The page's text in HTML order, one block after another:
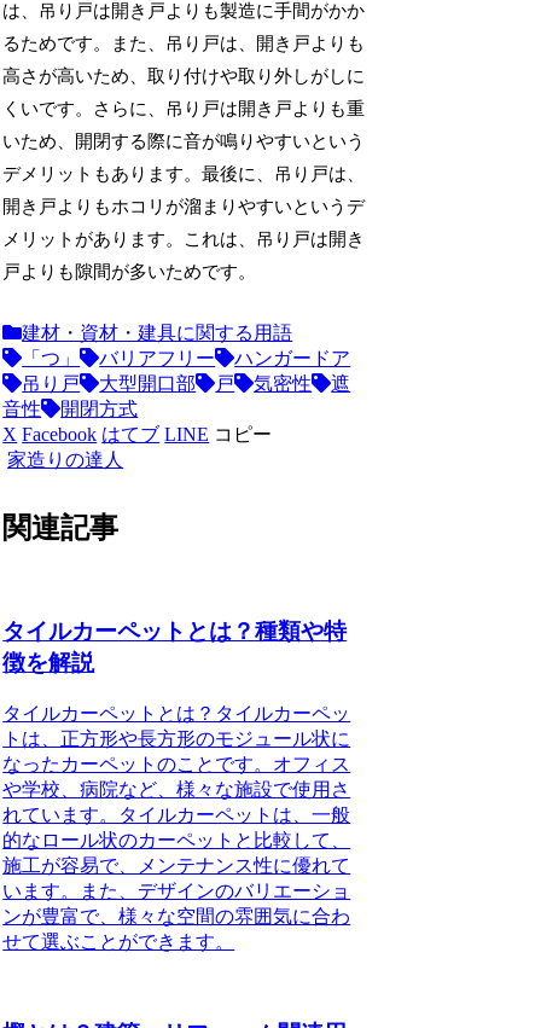
は、吊り戸は開き戸よりも製造に手間がかか
るためです。また、吊り戸は、開き戸よりも
高さが高いため、取り付けや取り外しがしに
くいです。さらに、吊り戸は開き戸よりも重
いため、開閉する際に音が鳴りやすいという
デメリットもあります。最後に、吊り戸は、
開き戸よりもホコリが溜まりやすいというデ
メリットがあります。これは、吊り戸は開き
戸よりも隙間が多いためです。
建材・資材・建具に関する用語
「つ」
バリアフリー
ハンガードア
吊り戸
大型開口部 戸 気密性
遮
音性
開閉方式
X Facebook はてブ LINE コピー
家造りの達人
関連記事
タイルカーペットとは？種類や特
徴を解説
タイルカーペットとは？タイルカーペッ
トは、正方形や長方形のモジュール状に
なったカーペットのことです。オフィス
や学校、病院など、様々な施設で使用さ
れています。タイルカーペットは、一般
的なロール状のカーペットと比較して、
施工が容易で、メンテナンス性に優れて
います。また、デザインのバリエーショ
ンが豊富で、様々な空間の雰囲気に合わ
せて選ぶことができます。